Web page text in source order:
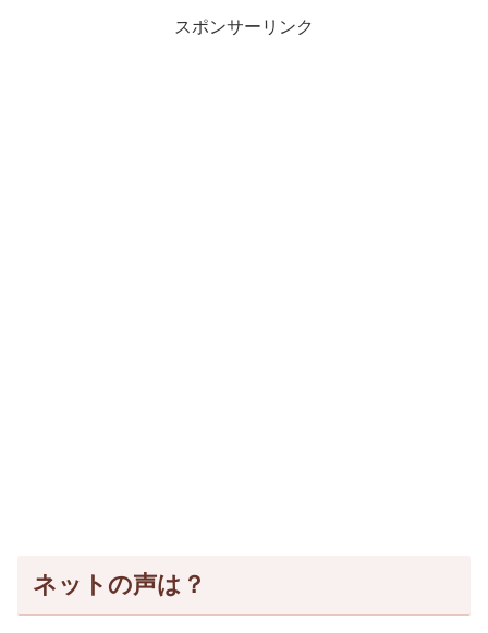
スポンサーリンク
ネットの声は？